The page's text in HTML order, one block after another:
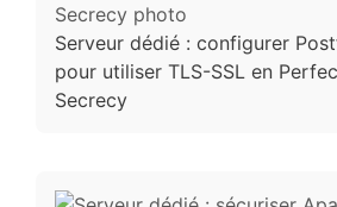
Serveur dédié : configurer
pour utiliser TLS-SSL en
Secrecy